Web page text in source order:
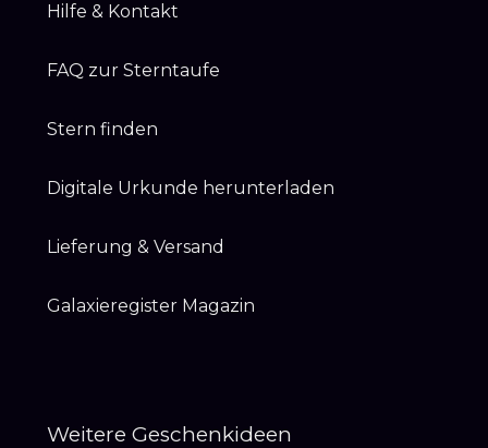
Hilfe & Kontakt
FAQ zur Sterntaufe
Stern finden
Digitale Urkunde herunterladen
Lieferung & Versand
Galaxieregister Magazin
Weitere Geschenkideen